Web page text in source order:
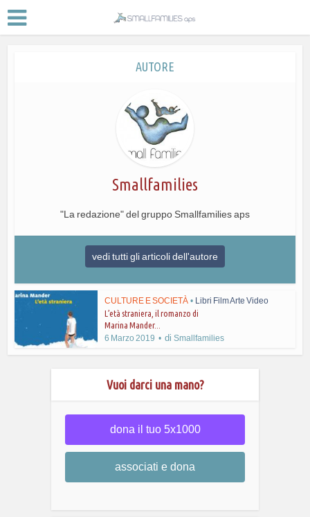
AUTORE
Smallfamilies
"La redazione" del gruppo Smallfamilies aps
vedi tutti gli articoli dell'autore
CULTURE E SOCIETÀ • Libri Film Arte Video
L’età straniera, il romanzo di
Marina Mander...
6 Marzo 2019
diSmallfamilies
Vuoi darci una mano?
dona il tuo 5x1000
associati e dona